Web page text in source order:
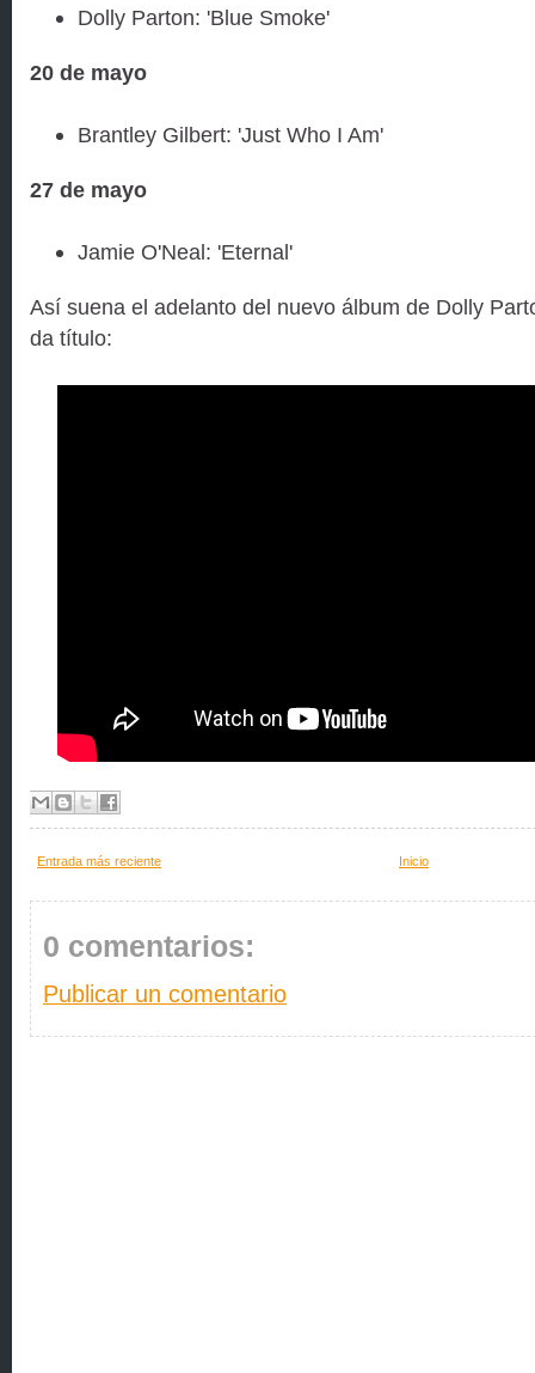
Dolly Parton: 'Blue Smoke'
20 de mayo
Brantley Gilbert: 'Just Who I Am'
27 de mayo
Jamie O'Neal: 'Eternal'
Así suena el adelanto del nuevo álbum de Dolly
da título:
Entrada más reciente Inicio
0 comentarios:
Publicar un comentario